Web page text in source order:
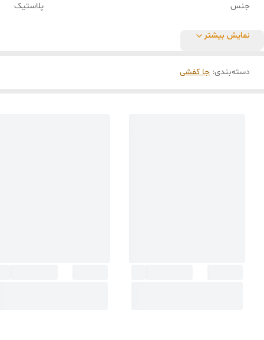
جنس پلاستیک
نمایش بیشتر
دسته‌بندی: جا کفشی